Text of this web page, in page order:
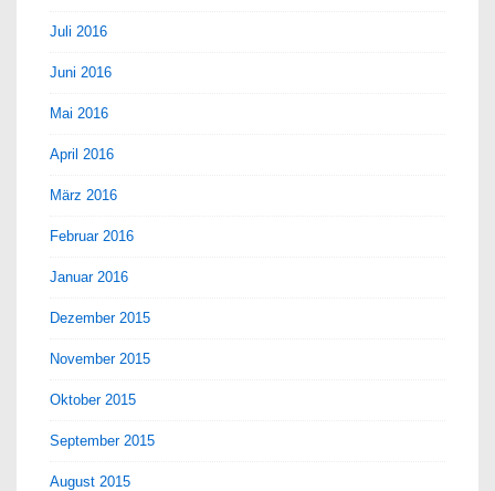
Juli 2016
Juni 2016
Mai 2016
April 2016
März 2016
Februar 2016
Januar 2016
Dezember 2015
November 2015
Oktober 2015
September 2015
August 2015